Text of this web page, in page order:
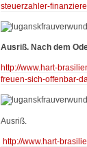
steuerzahler-
Ausriß. Nach dem
http://www.hart-
freuen-sich-offenbar-
Ausriß.
http://www.hart-